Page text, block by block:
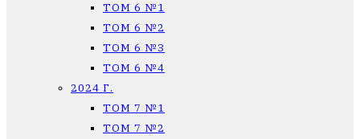
ТОМ 6 №1
ТОМ 6 №2
ТОМ 6 №3
ТОМ 6 №4
2024 Г.
ТОМ 7 №1
ТОМ 7 №2